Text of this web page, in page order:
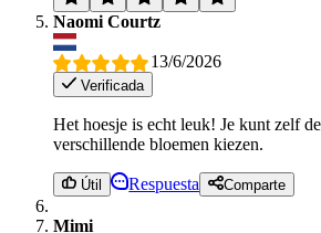
Naomi Courtz
13/6/2026
Verificada
Het hoesje is echt leuk! Je kunt zelf
verschillende bloemen kiezen.
Útil Respuesta Comparte
Mimi